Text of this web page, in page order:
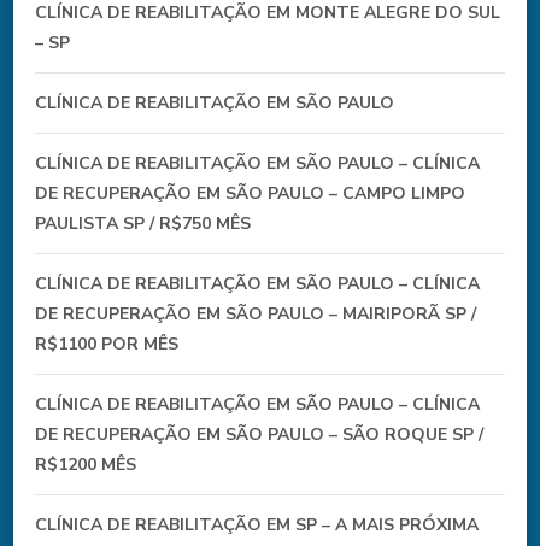
CLÍNICA DE REABILITAÇÃO EM MONTE ALEGRE DO SUL
– SP
CLÍNICA DE REABILITAÇÃO EM SÃO PAULO
CLÍNICA DE REABILITAÇÃO EM SÃO PAULO – CLÍNICA
DE RECUPERAÇÃO EM SÃO PAULO – CAMPO LIMPO
PAULISTA SP / R$750 MÊS
CLÍNICA DE REABILITAÇÃO EM SÃO PAULO – CLÍNICA
DE RECUPERAÇÃO EM SÃO PAULO – MAIRIPORÃ SP /
R$1100 POR MÊS
CLÍNICA DE REABILITAÇÃO EM SÃO PAULO – CLÍNICA
DE RECUPERAÇÃO EM SÃO PAULO – SÃO ROQUE SP /
R$1200 MÊS
CLÍNICA DE REABILITAÇÃO EM SP – A MAIS PRÓXIMA